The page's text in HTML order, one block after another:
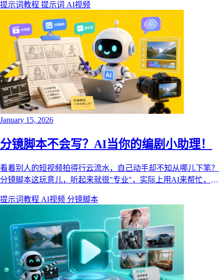
提示词教程 提示词 AI视频
January 15, 2026
分镜脚本不会写？AI当你的编剧小助理！
看着别人的短视频拍得行云流水，自己动手却不知从哪儿下笔？
分镜脚本这玩意儿，听起来就很"专业"，实际上用AI来帮忙，分
提示词教程 AI视频 分镜脚本